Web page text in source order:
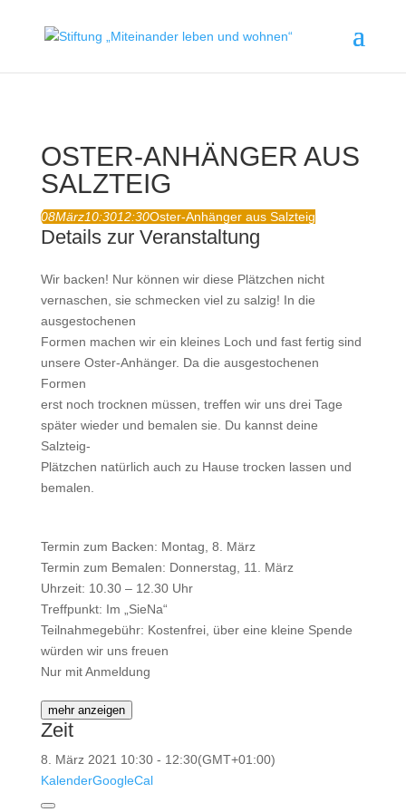
OSTER-ANHÄNGER AUS
SALZTEIG
08März10:3012:30Oster-Anhänger aus Salzteig
Details zur Veranstaltung
Wir backen! Nur können wir diese Plätzchen nicht
vernaschen, sie schmecken viel zu salzig! In die
ausgestochenen
Formen machen wir ein kleines Loch und fast fertig sind
unsere Oster-Anhänger. Da die ausgestochenen
Formen
erst noch trocknen müssen, treffen wir uns drei Tage
später wieder und bemalen sie. Du kannst deine
Salzteig-
Plätzchen natürlich auch zu Hause trocken lassen und
bemalen.
Termin zum Backen: Montag, 8. März
Termin zum Bemalen: Donnerstag, 11. März
Uhrzeit: 10.30 – 12.30 Uhr
Treffpunkt: Im „SieNa“
Teilnahmegebühr: Kostenfrei, über eine kleine Spende
würden wir uns freuen
Nur mit Anmeldung
mehr anzeigen
Zeit
8. März 2021 10:30- 12:30(GMT+01:00)
KalenderGoogleCal